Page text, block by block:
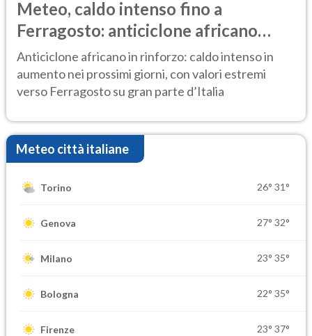
Meteo, caldo intenso fino a
Ferragosto: anticiclone africano
ancora protagonista
Anticiclone africano in rinforzo: caldo intenso in
aumento nei prossimi giorni, con valori estremi
verso Ferragosto su gran parte d’Italia
Meteo città italiane
Torino 26° 31°
Genova 27° 32°
Milano 23° 35°
Bologna 22° 35°
Firenze 23° 37°